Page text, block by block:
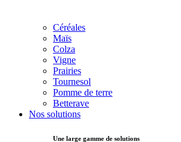
Céréales
Maïs
Colza
Vigne
Prairies
Tournesol
Pomme de terre
Betterave
Nos solutions
Une large gamme de solutions